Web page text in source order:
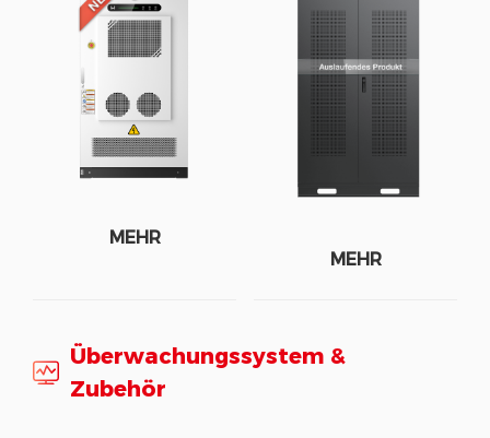
MEHR
MEHR
Überwachungssystem &
Zubehör